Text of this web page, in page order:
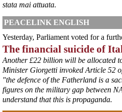
stata mai attuata.
PEACELINK ENGLISH
Yesterday, Parliament voted for a
The financial suicide of
Another £22 billion will be allocated
Minister Giorgetti invoked Article 52
"the defence of the Fatherland is a
figures on the military gap between
understand that this is propaganda.